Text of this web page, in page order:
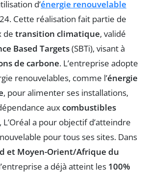
d’énergie renouvelable
Cette réalisation fait partie de
de transition climatique, validé
Based Targets(SBTi), visant à
de carbone. L’entreprise adopte
renouvelables, comme l’énergie
, pour alimenter ses installations,
auxcombustibles
L’Oréal a pour objectif d’atteindre
pour tous ses sites. Dans
et Moyen-Orient/Afrique du
a déjà atteint les 100%